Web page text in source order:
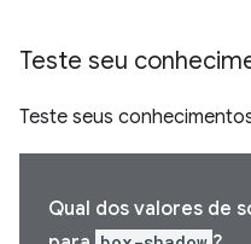
Teste seu
Teste seus
Qual dos valores de